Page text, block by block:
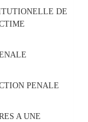
DE
PENALE
A UNE